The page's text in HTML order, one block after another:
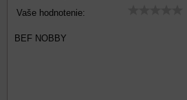
Vaše hodnotenie:
BEF NOBBY